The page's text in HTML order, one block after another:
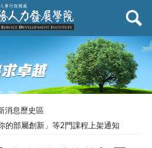
消息歷史區
的部屬創新」等2門課程上架通知